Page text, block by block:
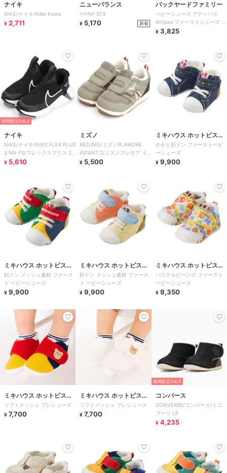
ナイキ
NIKE/ナイキ/Nike Kawa
¥ 2,711
ニューバランス
ﾌｯﾄｳｪｱ 373
¥ 5,170 新着
バックヤードファミリー
ベビーシューズ アティパス
Attipas ファーストシューズ ト
レーニングシューズ コサージ
¥ 3,825
期間限定SALE
ナイキ
NIKE/ナイキ/NIKE FLEX PLUS
2 NN PS/フレックスプラス 2
PS
¥ 5,610
ミズノ
MIZUNO/ミズノPLAMORE
INFANT 2/ミズノプレモア イ
ンファント2
¥ 5,500
ミキハウス ホットビスケ
ッツ
かかと顔ドン ファーストベビ
ーシューズ
¥ 9,900
ミキハウス ホットビスケ
ッツ
顔ドン メッシュ素材 ファース
ト ベビーシューズ
¥ 9,900
ミキハウス ホットビスケ
ッツ
顔ドン メッシュ素材 ファース
ト ベビーシューズ
¥ 9,900
ミキハウス ホットビスケ
ッツ
パステルビーンズ ファースト
ベビーシューズ
¥ 9,350
ミキハウス ホットビスケ
ッツ
ソフトメッシュ プレシューズ
¥ 7,700
ミキハウス ホットビスケ
ッツ
ソフトメッシュ プレシューズ
¥ 7,700
期間限定SALE
コンバース
CONVERSE/コンバース/ミニ
ブーツ LP
¥ 4,235